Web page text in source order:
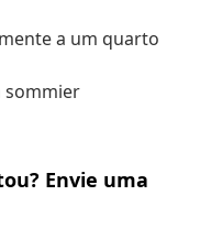
a um quarto
sommier
Envie uma